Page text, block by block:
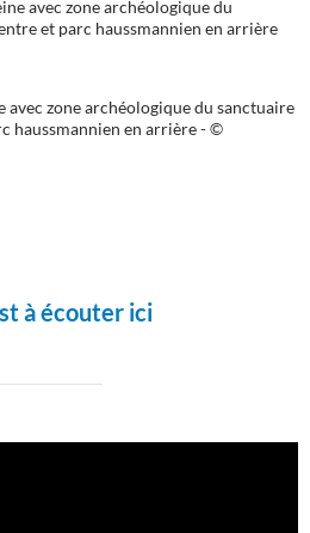
avec zone archéologique du sanctuaire
haussmannien en arrière - ©
à écouter ici